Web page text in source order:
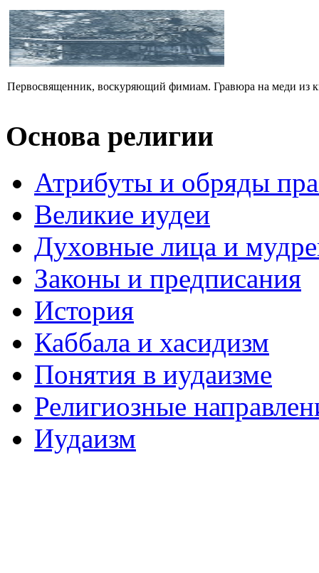
Первосвященник, воскуряющий фимиам. Гравюра на меди из
Основа религии
Атрибуты и обряды
Великие иудеи
Духовные лица и
Законы и предписания
История
Каббала и хасидизм
Понятия в иудаизме
Религиозные
Иудаизм